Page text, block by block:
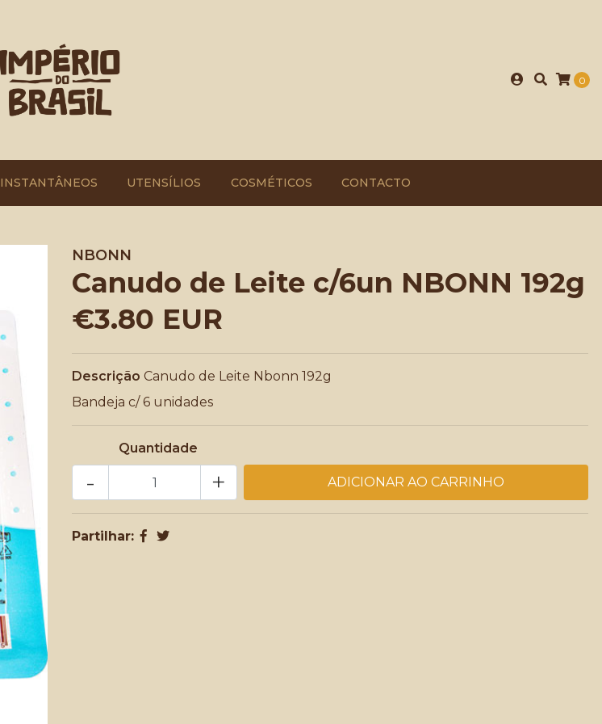
0
INSTANTÂNEOS UTENSÍLIOS COSMÉTICOS CONTACTO
NBONN
Canudo de Leite c/6un NBONN 192g
€3.80 EUR
Descrição Canudo de Leite Nbonn 192g
Bandeja c/ 6 unidades
Quantidade
+
-
Partilhar: